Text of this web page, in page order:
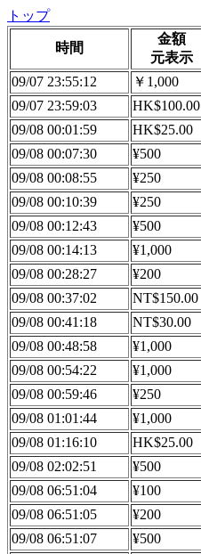
トップ
時間
金額
元表示
09/07 23:55:12 ￥1,000
09/07 23:59:03 HK$100.00
09/08 00:01:59 HK$25.00
09/08 00:07:30
¥500
09/08 00:08:55
¥250
09/08 00:10:39
¥250
09/08 00:12:43
¥500
09/08 00:14:13
¥1,000
09/08 00:28:27
¥200
09/08 00:37:02
NT$150.00
09/08 00:41:18
NT$30.00
09/08 00:48:58 ¥1,000
09/08 00:54:22
¥1,000
09/08 00:59:46
¥250
09/08 01:01:44
¥1,000
09/08 01:16:10
HK$25.00
09/08 02:02:51
¥500
09/08 06:51:04
¥100
09/08 06:51:05 ¥200
09/08 06:51:07 ¥500